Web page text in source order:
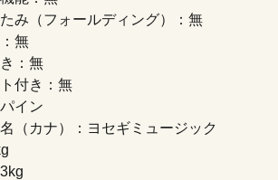
み（フォールディング）：無
無
：無
付き：無
イン
（カナ）：ヨセギミュージック